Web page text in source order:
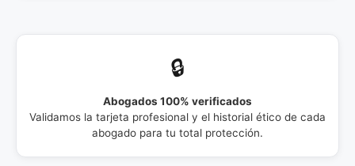
🔒
Abogados 100% verificados
Validamos la tarjeta profesional y el historial ético de cada
abogado para tu total protección.